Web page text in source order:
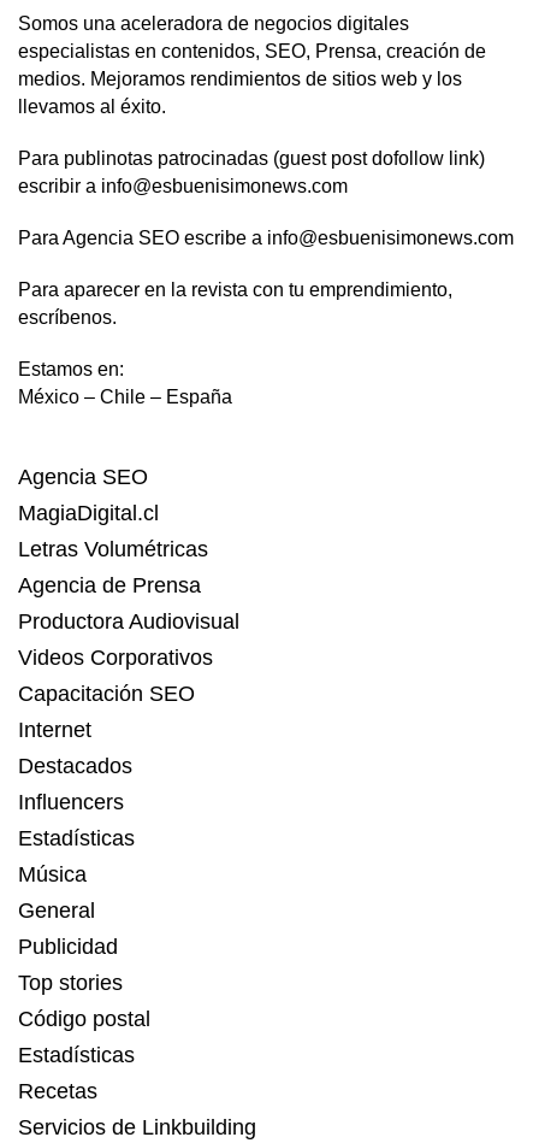
Somos una aceleradora de negocios digitales
especialistas en contenidos, SEO, Prensa, creación de
medios. Mejoramos rendimientos de sitios web y los
llevamos al éxito.
Para publinotas patrocinadas (guest post dofollow link)
escribir a info@esbuenisimonews.com
Para Agencia SEO escribe a info@esbuenisimonews.com
Para aparecer en la revista con tu emprendimiento,
escríbenos.
Estamos en:
México – Chile – España
Agencia SEO
MagiaDigital.cl
Letras Volumétricas
Agencia de Prensa
Productora Audiovisual
Videos Corporativos
Capacitación SEO
Internet
Destacados
Influencers
Estadísticas
Música
General
Publicidad
Top stories
Código postal
Estadísticas
Recetas
Servicios de Linkbuilding